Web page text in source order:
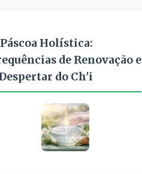
Holística:
de Renovação e
do Ch'i